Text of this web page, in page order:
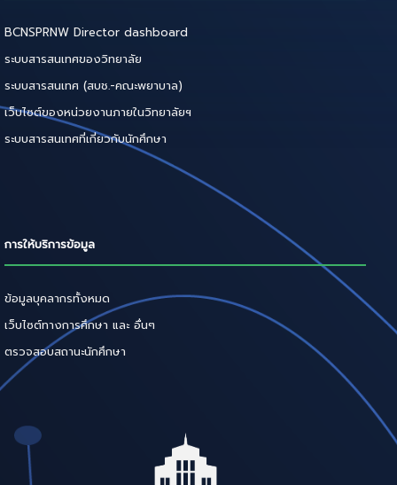
BCNSPRNW Director dashboard
ระบบสารสนเทศของวิทยาลัย
ระบบสารสนเทศ (สบช.-คณะพยาบาล)
เว็บไซต์ของหน่วยงานภายในวิทยาลัยฯ
ระบบสารสนเทศที่เกี่ยวกับนักศึกษา
การให้บริการข้อมูล
ข้อมูลบุคลากรทั้งหมด
เว็บไซต์ทางการศึกษา และ อื่นๆ
ตรวจสอบสถานะนักศึกษา